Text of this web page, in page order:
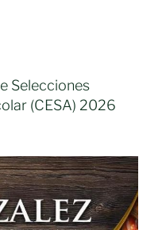
Selecciones
(CESA) 2026